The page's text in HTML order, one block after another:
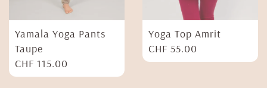
Yamala Yoga Pants
Taupe
CHF 115.00
Yoga Top Amrit
CHF 55.00